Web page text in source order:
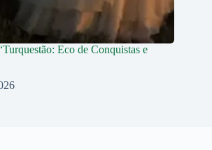
Eco de Conquistas e